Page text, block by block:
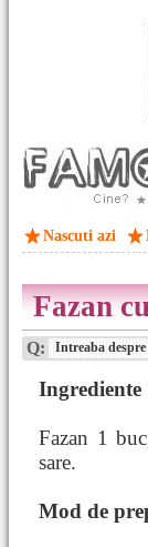
Nascuti azi
Fazan
Q: Intreaba despre
Ingrediente
Fazan 1
sare.
Mod de